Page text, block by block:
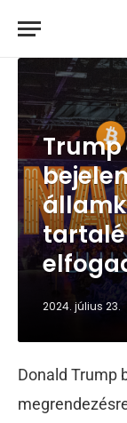
2024. július 23.
Donald Trump